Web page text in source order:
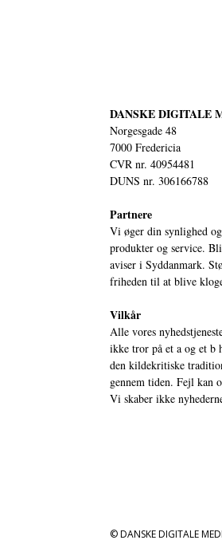
DANSKE DIGITALE
Norgesgade 48
7000 Fredericia
CVR nr. 40954481
DUNS nr. 306166788
Partnere
Vi øger din synlighed
produkter og service.
aviser i Syddanmark.
friheden til at blive
Vilkår
Alle vores
ikke tror på et a og et b
den kildekritiske
gennem tiden. Fejl kan
Vi skaber ikke
© DANSKE DIGITALE